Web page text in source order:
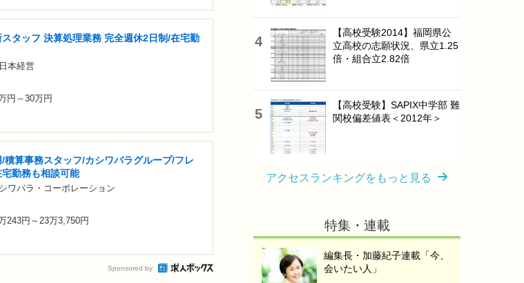
タッフ 決算処理業務 完全週休2日制/在宅勤
本経営
円～30万円
/積算事務スタッフ/カシワバラグループ/フレ
宅勤務も相談可能
ワバラ・コーポレーション
243円～23万3,750円
Sponsored by
【高校受験2014】福岡県公
立高校の志願状況、県立1.25
倍・組合立2.82倍
【高校受験】SAPIX中学部 難
関校偏差値表＜2012年＞
アクセスランキングをもっと見る
特集・連載
編集長・加藤紀子連載「今、
会いたい人」